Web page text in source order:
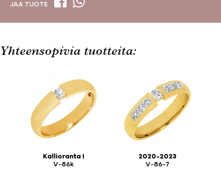
JAA TUOTE
Yhteensopivia tuotteita:
Kallioranta I
V-86k
2020-2023
V-86-7